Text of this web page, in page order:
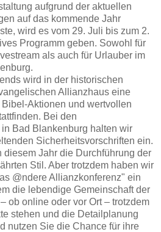
aufgrund der aktuellen
auf das kommende Jahr
wird es vom 29. Juli bis zum 2.
Programm geben. Sowohl für
als auch für Urlauber im
wird in der historischen
Allianzhaus eine
Aktionen und wertvollen
Bei den
Bad Blankenburg halten wir
Sicherheitsvorschriften ein.
diesem Jahr die Durchführung der
Stil. Aber trotzdem haben wir
@ndere Allianzkonferenz" ein
die lebendige Gemeinschaft der
ob online oder vor Ort – trotzdem
stehen und die Detailplanung
nutzen Sie die Chance für ihre